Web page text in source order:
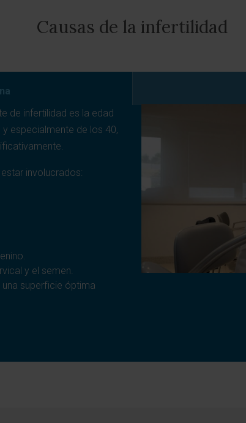
Causas de la infertilidad
de infertilidad es la edad
y especialmente de los 40,
involucrados:
y el semen.
superficie óptima